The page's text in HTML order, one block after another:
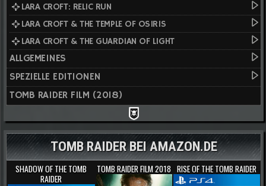
LARA CROFT: RELIC RUN
LARA CROFT & THE TEMPLE OF OSIRIS
LARA CROFT & THE GUARDIAN OF LIGHT
ALLGEMEINES
SPEZIELLE EDITIONEN
TOMB RAIDER FILM (2018)
TOMB RAIDER BEI AMAZON.DE
SHADOW OF THE TOMB
RAIDER
TOMB RAIDER FILM 2018 RISE OF THE TOMB RAIDER